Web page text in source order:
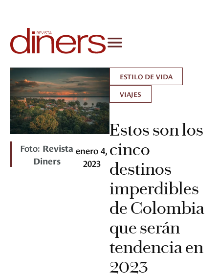
Foto: Revista
Diners
enero 4,
2023
ESTILO DE VIDA
VIAJES
Estos son los
cinco
destinos
imperdibles
de Colombia
que serán
tendencia en
2023